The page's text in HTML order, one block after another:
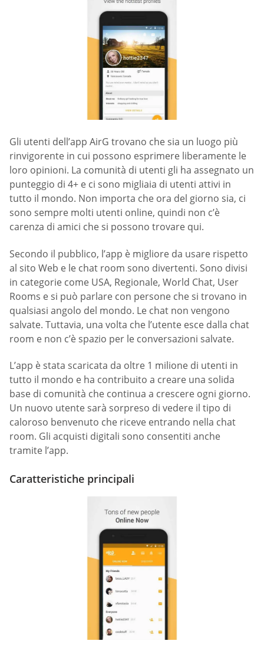
Gli utenti dell’app AirG trovano che sia un luogo più
rinvigorente in cui possono esprimere liberamente le
loro opinioni. La comunità di utenti gli ha assegnato un
punteggio di 4+ e ci sono migliaia di utenti attivi in
tutto il mondo. Non importa che ora del giorno sia, ci
sono sempre molti utenti online, quindi non c’è
carenza di amici che si possono trovare qui.
Secondo il pubblico, l’app è migliore da usare rispetto
al sito Web e le chat room sono divertenti. Sono divisi
in categorie come USA, Regionale, World Chat, User
Rooms e si può parlare con persone che si trovano in
qualsiasi angolo del mondo. Le chat non vengono
salvate. Tuttavia, una volta che l’utente esce dalla chat
room e non c’è spazio per le conversazioni salvate.
L’app è stata scaricata da oltre 1 milione di utenti in
tutto il mondo e ha contribuito a creare una solida
base di comunità che continua a crescere ogni giorno.
Un nuovo utente sarà sorpreso di vedere il tipo di
caloroso benvenuto che riceve entrando nella chat
room. Gli acquisti digitali sono consentiti anche
tramite l’app.
Caratteristiche principali